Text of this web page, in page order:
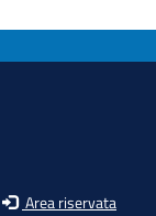
Area riservata